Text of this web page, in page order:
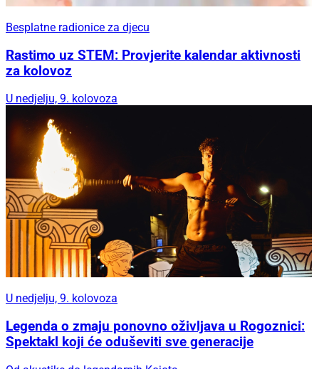
Besplatne radionice za djecu
Rastimo uz STEM: Provjerite kalendar aktivnosti
za kolovoz
U nedjelju, 9. kolovoza
U nedjelju, 9. kolovoza
Legenda o zmaju ponovno oživljava u Rogoznici:
Spektakl koji će oduševiti sve generacije